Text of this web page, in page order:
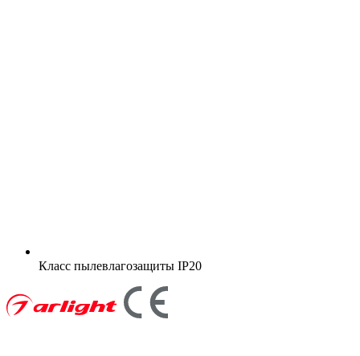
Класс пылевлагозащиты IP20